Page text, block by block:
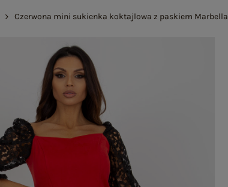
Czerwona mini sukienka koktajlowa z paskiem Marbella